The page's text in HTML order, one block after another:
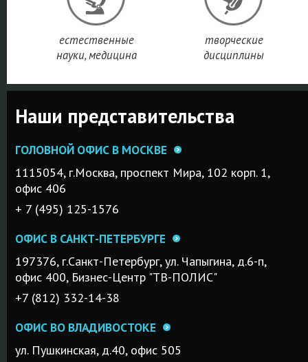
естественные
науки, медицина
творческие
дисциплины
Наши представительства
ГОЛОВНОЙ ОФИС В МОСКВЕ
1115054, г.Mосква, проспект Мира, 102 корп. 1,
офис 406
+ 7 (495) 125-1576
ОФИС В САНКТ-ПЕТЕРБУРГЕ
197376, г.Санкт-Петербург, ул. Чапыгина, д.6-п,
офис 400, Бизнес-Центр "ТВ-ПОЛИС"
+7 (812) 332-14-38
ОФИС ВО ВЛАДИВОСТОКЕ
ул. Пушкинская, д.40, офис 505